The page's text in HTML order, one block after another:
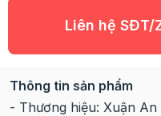
Liên hệ SĐT/
Thông tin sản phẩm
- Thương hiệu: Xuận An